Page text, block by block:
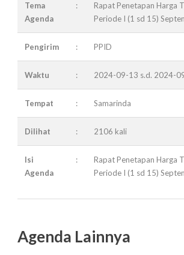
Tema
Agenda
:
Rapat Penetapan Harga
Periode I (1 sd 15)
Pengirim : PPID
Waktu : 2024-09-13 s.d. 2024-
Tempat : Samarinda
Dilihat : 2106 kali
Isi
Agenda
:
Rapat Penetapan Harga
Periode I (1 sd 15)
Agenda Lainnya